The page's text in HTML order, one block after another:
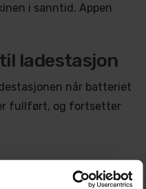
i sanntid. Appen
ladestasjon
når batteriet
fullført, og fortsetter